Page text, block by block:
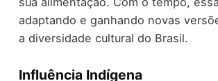
adaptando e ganhando novas
a diversidade cultural do Brasil.
Influência Indígena